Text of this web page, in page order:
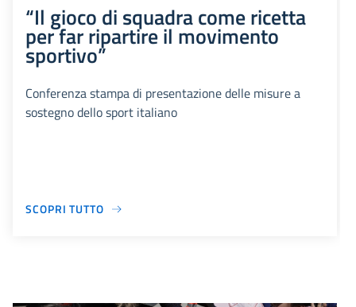
“Il gioco di squadra come ricetta
per far ripartire il movimento
sportivo”
Conferenza stampa di presentazione delle misure a
sostegno dello sport italiano
SCOPRI TUTTO